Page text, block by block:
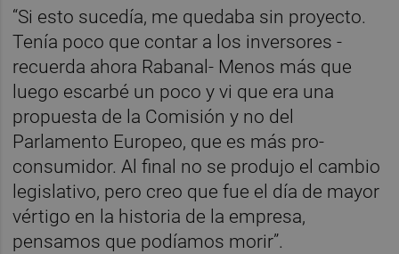
“Si esto sucedía, me quedaba sin proyecto.
Tenía poco que contar a los inversores -
recuerda ahora Rabanal- Menos más que
luego escarbé un poco y vi que era una
propuesta de la Comisión y no del
Parlamento Europeo, que es más pro-
consumidor. Al final no se produjo el cambio
legislativo, pero creo que fue el día de mayor
vértigo en la historia de la empresa,
pensamos que podíamos morir”.